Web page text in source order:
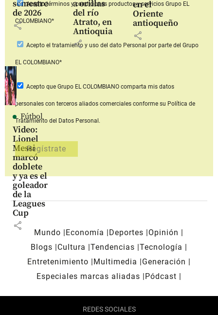
semestre
de 2026
share
a orillas
del río
Atrato, en
Antioquia
share
en el
Oriente
antioqueño
share
Fútbol
Video:
Lionel
Messi
marcó
doblete
y ya es el
goleador
de la
Leagues
Cup
share
Aceptotérminos y condiciones productos y serviciosGrupo EL
COLOMBIANO*
Acepto el tratamiento y uso del dato Personal por parte del Grupo
EL COLOMBIANO*
Acepto que Grupo EL COLOMBIANOcomparta mis datos
personales con terceros aliados comerciales conforme su Política de
Tratamiento del Datos Personal.
Mundo Economía Deportes
Opinión
Blogs
Cultura Tendencias Tecnología
Entretenimiento
Multimedia
Generación
Especiales marcas aliadas
Pódcast
REDES SOCIALES